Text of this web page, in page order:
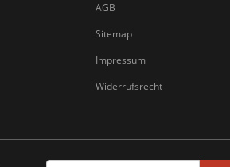
AGB
Sitemap
Impressum
Widerrufsrecht